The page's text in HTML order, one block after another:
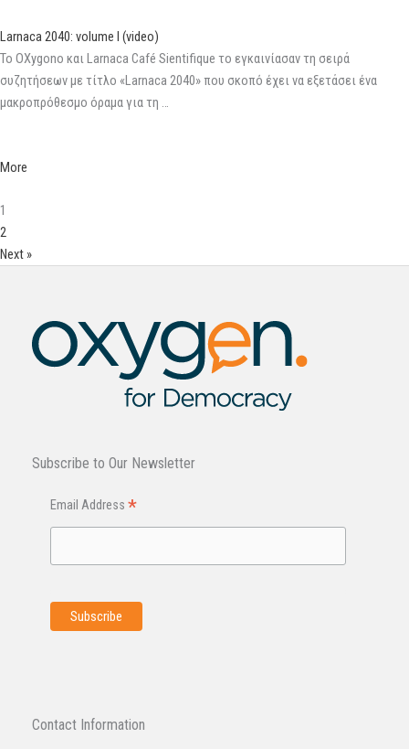
Larnaca 2040: volume I (video)
Το OXygono και Larnaca Café Sientifique το εγκαινίασαν τη σειρά
συζητήσεων με τίτλο «Larnaca 2040» που σκοπό έχει να εξετάσει ένα
μακροπρόθεσμο όραμα για τη …
More
1
2
Next »
Subscribe to Our Newsletter
Email Address *
Contact Information